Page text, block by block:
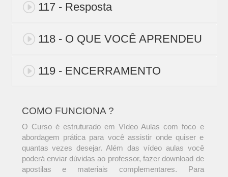
117 - Resposta
118 - O QUE VOCÊ APRENDEU
119 - ENCERRAMENTO
COMO FUNCIONA ?
O Curso é estruturado em Vídeo Aulas com foco e
abordagem prática para você assistir onde quiser e
quantas vezes desejar. Além das vídeo aulas você
poderá enviar dúvidas ao professor, fazer download de
apostilas e materiais complementares. Para